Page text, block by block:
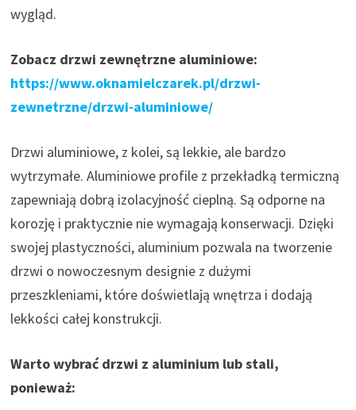
wygląd.
Zobacz drzwi zewnętrzne aluminiowe:
https://www.oknamielczarek.pl/drzwi-
zewnetrzne/drzwi-aluminiowe/
Drzwi aluminiowe, z kolei, są lekkie, ale bardzo
wytrzymałe. Aluminiowe profile z przekładką termiczną
zapewniają dobrą izolacyjność cieplną. Są odporne na
korozję i praktycznie nie wymagają konserwacji. Dzięki
swojej plastyczności, aluminium pozwala na tworzenie
drzwi o nowoczesnym designie z dużymi
przeszkleniami, które doświetlają wnętrza i dodają
lekkości całej konstrukcji​.
Warto wybrać drzwi z aluminium lub stali,
ponieważ: